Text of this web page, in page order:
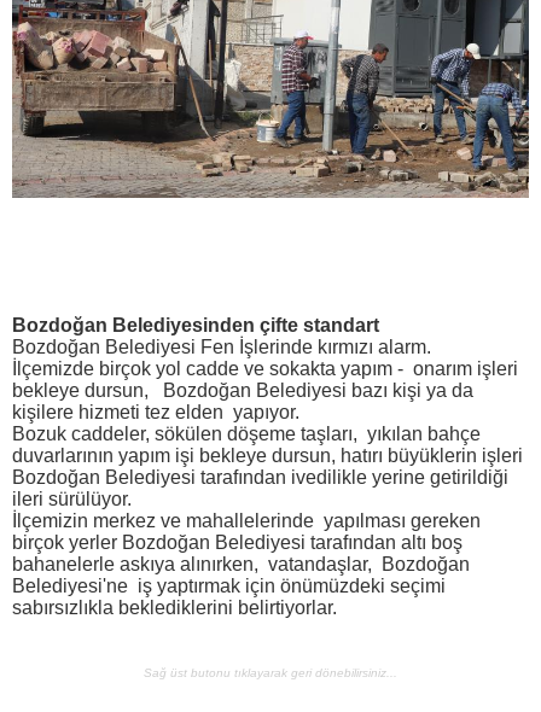
Bozdoğan Belediyesinden çifte standart
Bozdoğan Belediyesi Fen İşlerinde kırmızı alarm.
İlçemizde birçok yol cadde ve sokakta yapım - onarım işleri
bekleye dursun, Bozdoğan Belediyesi bazı kişi ya da
kişilere hizmeti tez elden yapıyor.
Bozuk caddeler, sökülen döşeme taşları, yıkılan bahçe
duvarlarının yapım işi bekleye dursun, hatırı büyüklerin işleri
Bozdoğan Belediyesi tarafından ivedilikle yerine getirildiği
ileri sürülüyor.
İlçemizin merkez ve mahallelerinde yapılması gereken
birçok yerler Bozdoğan Belediyesi tarafından altı boş
bahanelerle askıya alınırken, vatandaşlar, Bozdoğan
Belediyesi'ne iş yaptırmak için önümüzdeki seçimi
sabırsızlıkla beklediklerini belirtiyorlar.
Sağ üst butonu tıklayarak geri dönebilirsiniz...